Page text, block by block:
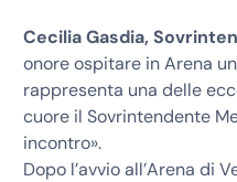
Cecilia Gasdia,
onore ospitare in Arena
rappresenta una delle
cuore il Sovrintendente
incontro».
Dopo l’avvio all’Arena di